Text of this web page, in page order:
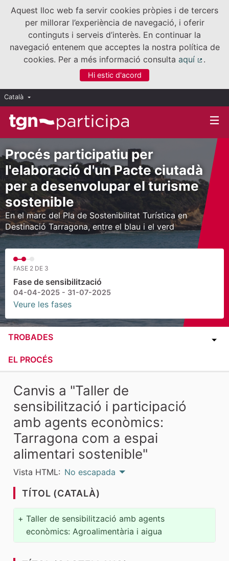
Aquest lloc web fa servir cookies pròpies i de tercers
per millorar l’experiència de navegació, i oferir
continguts i serveis d’interès. En continuar la
navegació entenem que acceptes la nostra política de
cookies. Per a més informació consulta aquí
.
Hi estic d'acord
Català Triar la llengua
Procés participatiu per
l'elaboració d'un Pacte ciutadà
per a desenvolupar el turisme
sostenible
En el marc del Pla de Sostenibilitat Turística en
Destinació Tarragona, entre el blau i el verd
FASE 2 DE 3
Fase de sensibilització
04-04-2025 - 31-07-2025
Veure les fases
TROBADES
EL PROCÉS
Canvis a "Taller de
sensibilització i participació
amb agents econòmics:
Tarragona com a espai
alimentari sostenible"
Vista HTML: No escapada
TÍTOL (CATALÀ)
+ Taller de sensibilització amb agents
econòmics: Agroalimentària i aigua